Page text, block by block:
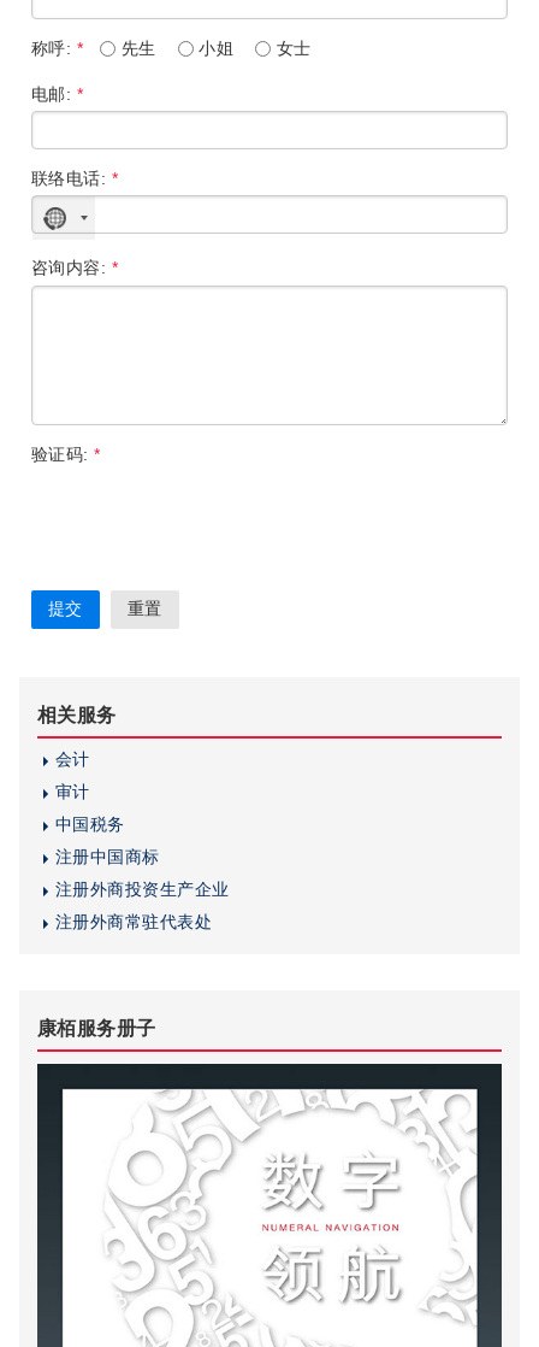
称呼: * 先生 小姐 女士
电邮: *
联络电话: *
没
选
择
咨询内容: *
验证码:*
相关服务
会计
审计
中国税务
注册中国商标
注册外商投资生产企业
注册外商常驻代表处
康栢服务册子